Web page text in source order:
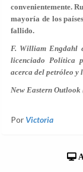
convenientemente.
mayoría de los
fallido.
F. William Engdahl
licenciado Política
acerca del petróleo y
New Eastern Outlook
Por Victoria